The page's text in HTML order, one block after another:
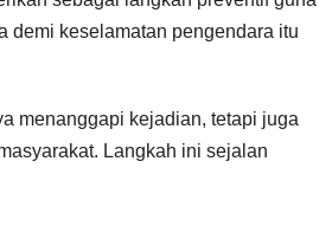
demi keselamatan pengendara itu
menanggapi kejadian, tetapi juga
Langkah ini sejalan